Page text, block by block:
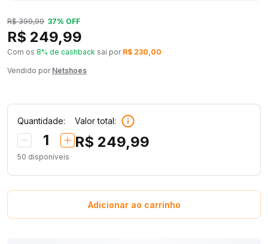
R$ 399,99 37% OFF
R$ 249,99
Com os 8% de cashback sai por R$ 230,00
Vendido por Netshoes
Quantidade:
1
50 disponíveis
Valor total:
R$ 249,99
Adicionar ao carrinho